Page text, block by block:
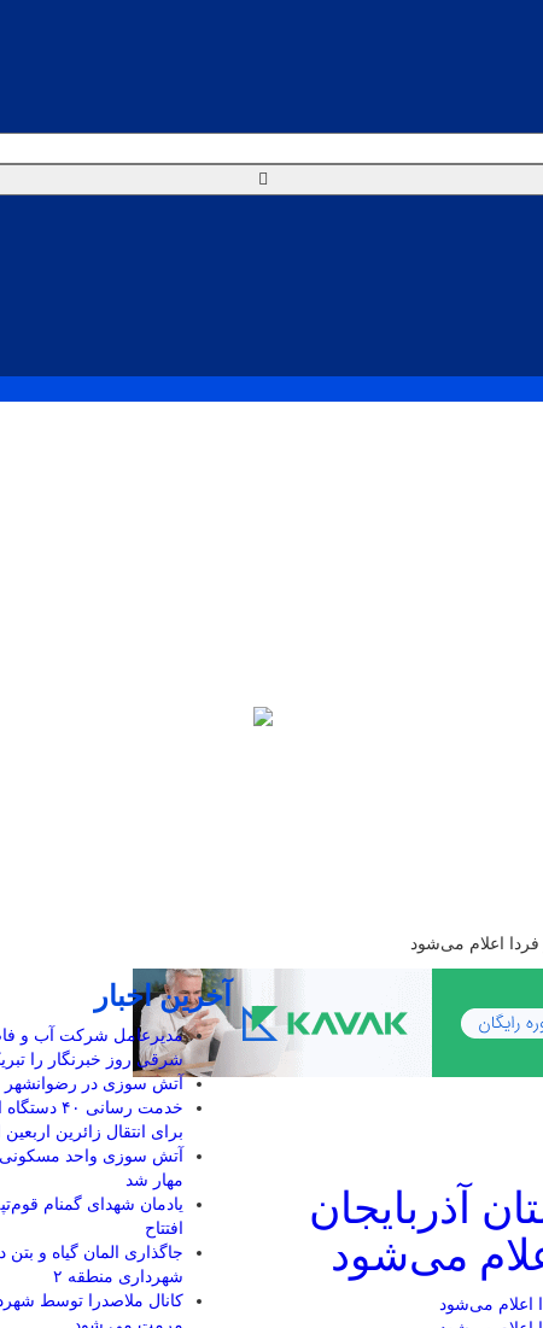
فردا اعلام می‌شود
آذربایجان
می‌شود
آخرین اخبار
مدیرعامل شرکت آب و
شرقی روز خبرنگار را
آتش سوزی در رضوانشهر
خدمت رسانی
برای انتقال زائرین
آتش سوزی واحد مسکونی
مهار شد
یادمان شهدای گمنام
افتتاح
جاگذاری المان گیاه و بتن
شهرداری منطقه ۲